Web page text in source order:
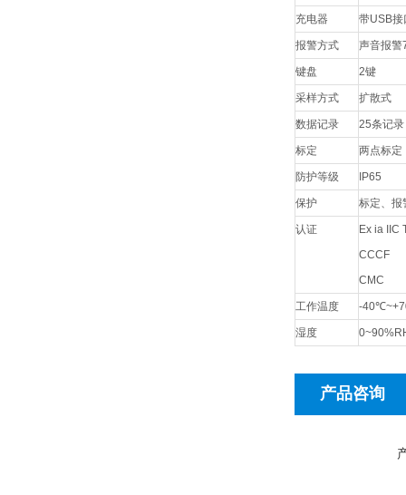
充电器 带USB接
报警方式 声音报警
键盘 2键
采样方式 扩散式
数据记录 25条记录
标定 两点标定
防护等级 IP65
保护 标定、报
认证
Ex ia IIC
CCCF
CMC
工作温度 -40℃
湿度
产品咨询